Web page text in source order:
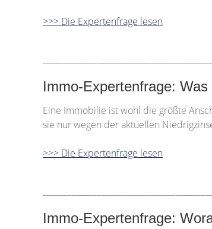
>>> Die Expertenfrage lesen
Immo-Expertenfrage:
Eine Immobilie ist wohl die größte
sie nur wegen der aktuellen
>>> Die Expertenfrage lesen
Immo-Expertenfrage: